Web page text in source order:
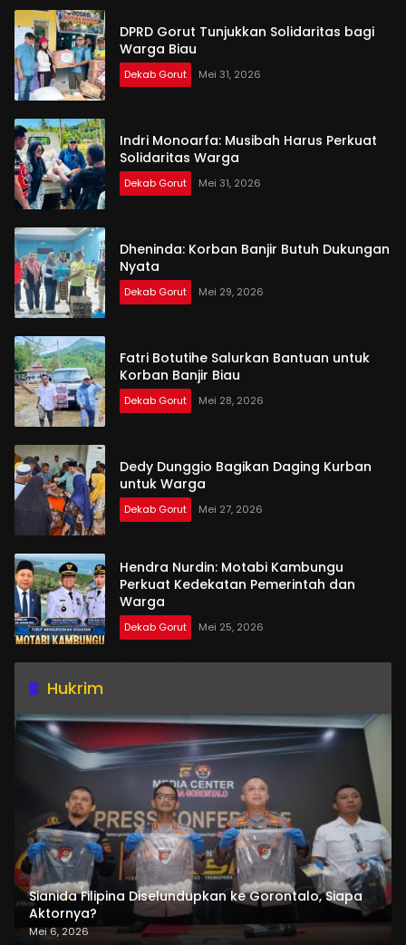
DPRD Gorut Tunjukkan Solidaritas bagi
Warga Biau
Dekab Gorut Mei 31, 2026
Indri Monoarfa: Musibah Harus Perkuat
Solidaritas Warga
Dekab Gorut Mei 31, 2026
Dheninda: Korban Banjir Butuh Dukungan
Nyata
Dekab Gorut Mei 29, 2026
Fatri Botutihe Salurkan Bantuan untuk
Korban Banjir Biau
Dekab Gorut Mei 28, 2026
Dedy Dunggio Bagikan Daging Kurban
untuk Warga
Dekab Gorut Mei 27, 2026
Hendra Nurdin: Motabi Kambungu
Perkuat Kedekatan Pemerintah dan
Warga
Dekab Gorut Mei 25, 2026
Hukrim
Sianida Filipina Diselundupkan ke Gorontalo, Siapa
Aktornya?
Mei 6, 2026